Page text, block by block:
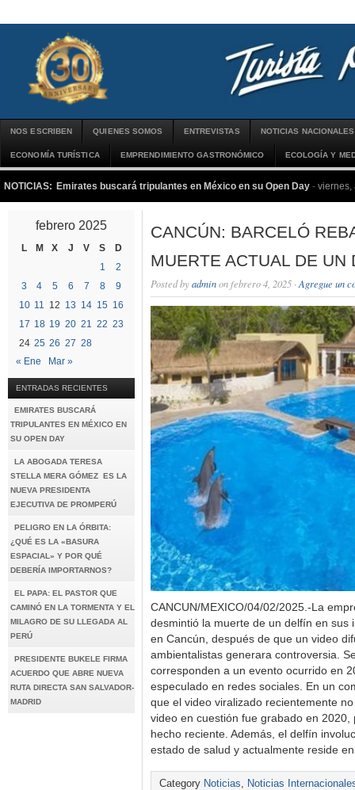
NOS ESCRIBEN QUIENES SOMOS ENTREVISTAS NOTICIAS NACIONALES
ECONOMÍA TURÍSTICA EMPRENDIMIENTO GASTRONÓMICO ECOLOGÍA Y
NOTICIAS: Emirates buscará tripulantes en México en su Open Day - viernes,
febrero 2025
L M X J V S
D
1
2
3
4 5 6 7 8
9
10 11 12 13 14 15 16
17 18 19 20 21 22 23
24 25 26 27 28
« Ene
Mar »
ENTRADAS RECIENTES
EMIRATES BUSCARÁ
TRIPULANTES EN MÉXICO EN
SU OPEN DAY
LA ABOGADA TERESA
STELLA MERA GÓMEZ ES LA
NUEVA PRESIDENTA
EJECUTIVA DE PROMPERÚ
PELIGRO EN LA ÓRBITA:
¿QUÉ ES LA «BASURA
ESPACIAL» Y POR QUÉ
DEBERÍA IMPORTARNOS?
EL PAPA: EL PASTOR QUE
CAMINÓ EN LA TORMENTA Y EL
MILAGRO DE SU LLEGADA AL
PERÚ
PRESIDENTE BUKELE FIRMA
ACUERDO QUE ABRE NUEVA
RUTA DIRECTA SAN SALVADOR-
MADRID
CANCÚN: BARCELÓ
MUERTE ACTUAL DE UN
Posted byadminon febrero 4, 2025 · Agregue un
CANCUN/MEXICO/04/02/2025.-La
desmintió la muerte de un delfín en sus
en Cancún, después de que un video
ambientalistas generara controversia.
corresponden a un evento ocurrido en
especulado en redes sociales. En un
que el video viralizado recientemente
video en cuestión fue grabado en
hecho reciente. Además, el delfín
estado de salud y actualmente reside
Category Noticias, Noticias